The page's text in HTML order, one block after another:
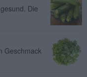
Die
Geschmack